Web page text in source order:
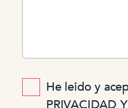
He leido y
PRIVACIDAD